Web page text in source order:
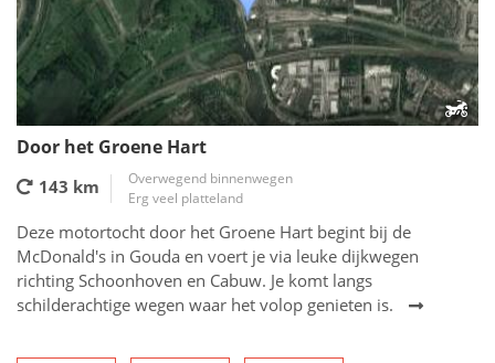
Door het Groene Hart
143 km
Overwegend binnenwegen
Erg veel platteland
Deze motortocht door het Groene Hart begint bij de
McDonald's in Gouda en voert je via leuke dijkwegen
richting Schoonhoven en Cabuw. Je komt langs
schilderachtige wegen waar het volop genieten is.